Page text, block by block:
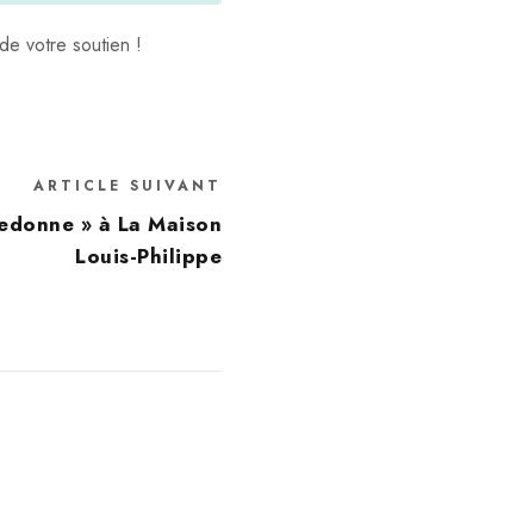
votre soutien !
ARTICLE SUIVANT
» à La Maison
Louis-Philippe